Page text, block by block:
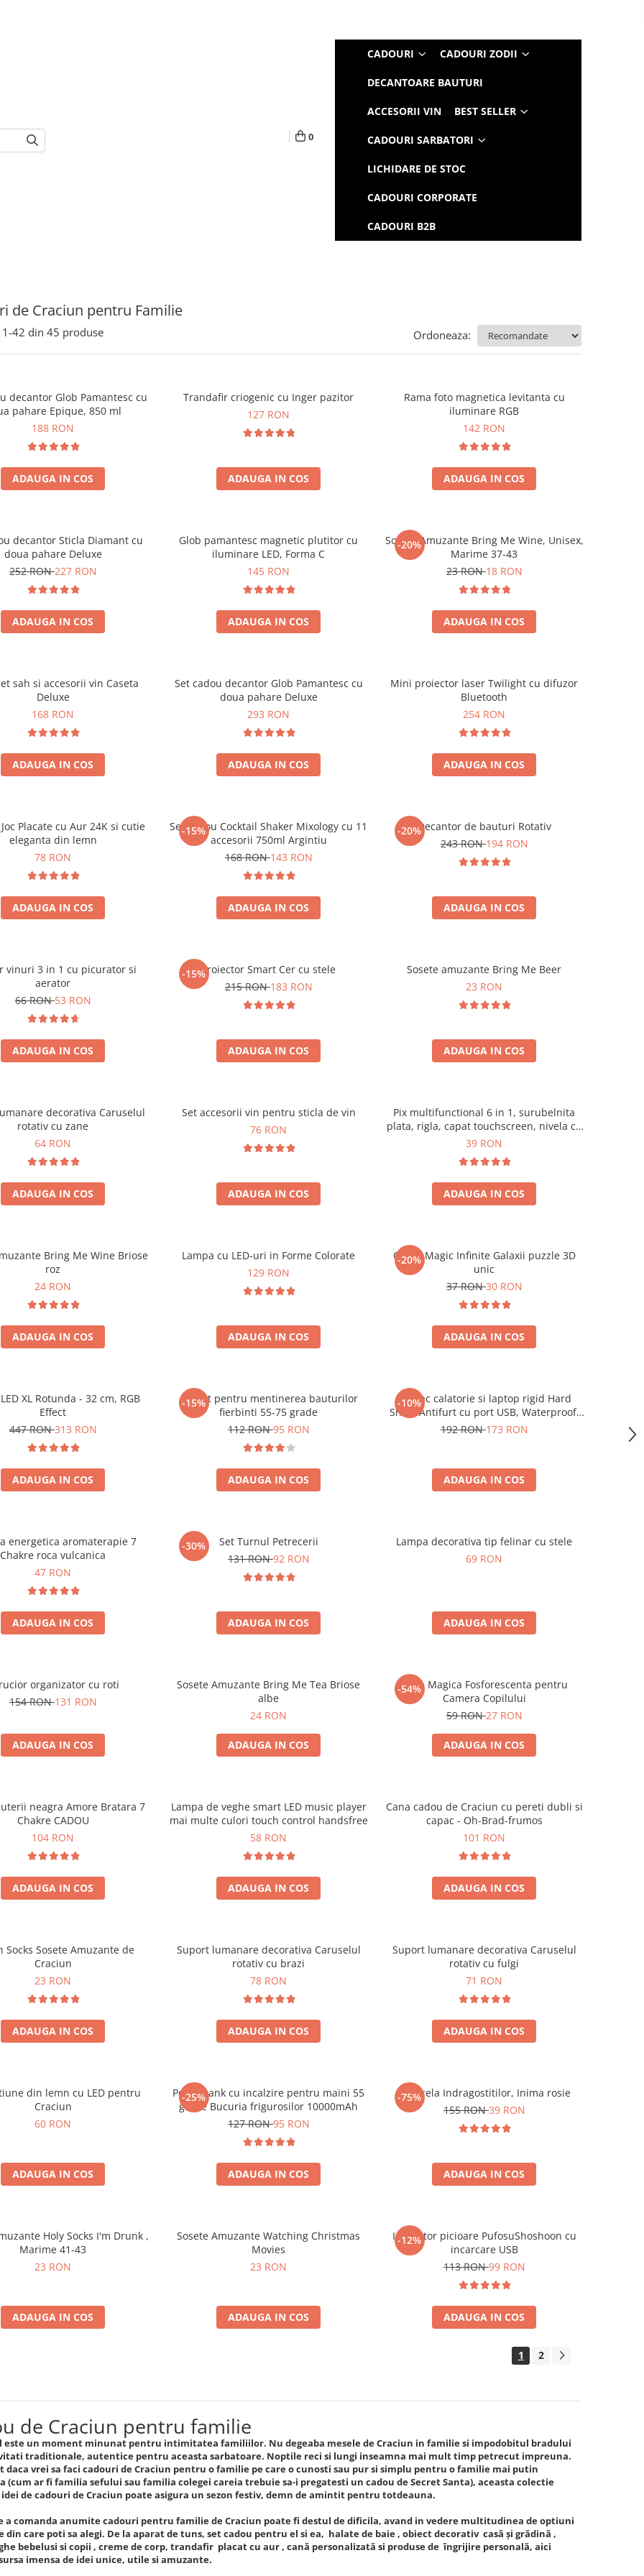
0
CADOURI CADOURI ZODII
DECANTOARE BAUTURI
ACCESORII VIN BEST SELLER
CADOURI SARBATORI
LICHIDARE DE STOC
CADOURI CORPORATE
CADOURI B2B
de Craciun pentru Familie
1-42 din 45 produse Ordoneaza:
decantor Glob Pamantesc cu
pahare Epique, 850 ml
188 RON
ADAUGA IN COS
Trandafir criogenic cu Inger pazitor
127 RON
ADAUGA IN COS
Rama foto magnetica levitanta cu
iluminare RGB
142 RON
ADAUGA IN COS
decantor Sticla Diamant cu
doua pahare Deluxe
252 RON227 RON
ADAUGA IN COS
Glob pamantesc magnetic plutitor cu
iluminare LED, Forma C
145 RON
ADAUGA IN COS
-20%
Sosete Amuzante Bring Me Wine, Unisex,
Marime 37-43
23 RON18 RON
ADAUGA IN COS
sah si accesorii vin Caseta
Deluxe
168 RON
ADAUGA IN COS
Set cadou decantor Glob Pamantesc cu
doua pahare Deluxe
293 RON
ADAUGA IN COS
Mini proiector laser Twilight cu difuzor
Bluetooth
254 RON
ADAUGA IN COS
Placate cu Aur 24K si cutie
eleganta din lemn
78 RON
ADAUGA IN COS
-15%
Set cadou Cocktail Shaker Mixology cu 11
accesorii 750ml Argintiu
168 RON143 RON
ADAUGA IN COS
-20%Decantor de bauturi Rotativ
243 RON194 RON
ADAUGA IN COS
vinuri 3 in 1 cu picurator si
aerator
66 RON53 RON
ADAUGA IN COS
-15%Proiector Smart Cer cu stele
215 RON183 RON
ADAUGA IN COS
Sosete amuzante Bring Me Beer
23 RON
ADAUGA IN COS
decorativa Caruselul
rotativ cu zane
64 RON
ADAUGA IN COS
Set accesorii vin pentru sticla de vin
76 RON
ADAUGA IN COS
Pix multifunctional 6 in 1, surubelnita
plata, rigla, capat touchscreen, nivela cu
bula
39 RON
ADAUGA IN COS
Bring Me Wine Briose
roz
24 RON
ADAUGA IN COS
Lampa cu LED-uri in Forme Colorate
129 RON
ADAUGA IN COS
-20%
Cubul Magic Infinite Galaxii puzzle 3D
unic
37 RON30 RON
ADAUGA IN COS
XL Rotunda - 32 cm, RGB
Effect
447 RON313 RON
ADAUGA IN COS
-15%
Aparat pentru mentinerea bauturilor
fierbinti 55-75 grade
112 RON95 RON
ADAUGA IN COS
-10%
Rucsac calatorie si laptop rigid Hard
Shell, Antifurt cu port USB, Waterproof,
44x30x17 cm, Compartimentare
192 RON173 RON
ADAUGA IN COS
energetica aromaterapie 7
Chakre roca vulcanica
47 RON
ADAUGA IN COS
-30%
Set Turnul Petrecerii
131 RON92 RON
ADAUGA IN COS
Lampa decorativa tip felinar cu stele
69 RON
ADAUGA IN COS
organizator cu roti
154 RON131 RON
ADAUGA IN COS
Sosete Amuzante Bring Me Tea Briose
albe
24 RON
ADAUGA IN COS
-54%
Luna Magica Fosforescenta pentru
Camera Copilului
59 RON27 RON
ADAUGA IN COS
neagra Amore Bratara 7
Chakre CADOU
104 RON
ADAUGA IN COS
Lampa de veghe smart LED music player
mai multe culori touch control handsfree
58 RON
ADAUGA IN COS
Cana cadou de Craciun cu pereti dubli si
capac - Oh-Brad-frumos
101 RON
ADAUGA IN COS
Socks Sosete Amuzante de
Craciun
23 RON
ADAUGA IN COS
Suport lumanare decorativa Caruselul
rotativ cu brazi
78 RON
ADAUGA IN COS
Suport lumanare decorativa Caruselul
rotativ cu fulgi
71 RON
ADAUGA IN COS
din lemn cu LED pentru
Craciun
60 RON
ADAUGA IN COS
-25%
Powerbank cu incalzire pentru maini 55
grade Bucuria frigurosilor 10000mAh
127 RON95 RON
ADAUGA IN COS
-75%
Umbrela Indragostitilor, Inima rosie
155 RON39 RON
ADAUGA IN COS
Holy Socks I'm Drunk ,
Marime 41-43
23 RON
ADAUGA IN COS
Sosete Amuzante Watching Christmas
Movies
23 RON
ADAUGA IN COS
-12%
Incalzitor picioare PufosuShoshoon cu
incarcare USB
113 RON99 RON
ADAUGA IN COS
1 2
de Craciun pentru familie
este un moment minunat pentru intimitatea familiilor. Nu degeaba mesele de Craciun in familie si impodobitul bradului
traditionale, autentice pentru aceasta sarbatoare. Noptile reci si lungi inseamna mai mult timp petrecut impreuna.
daca vrei sa faci cadouri de Craciun pentru o familie pe care o cunosti sau pur si simplu pentru o familie mai putin
(cum ar fi familia sefului sau familia colegei careia trebuie sa-i pregatesti un cadou de Secret Santa), aceasta colectie
idei de cadouri de Craciun poate asigura un sezon festiv, demn de amintit pentru totdeauna.
a comanda anumite cadouri pentru familie de Craciun poate fi destul de dificila, avand in vedere multitudinea de optiuni
din care poti sa alegi. De la aparat de tuns, set cadou pentru el si ea, halate de baie , obiect decorativ casă și grădină ,
bebelusi si copii , creme de corp, trandafir placat cu aur , cană personalizată si produse de îngrijire personală, aici
imensa de idei unice, utile si amuzante.